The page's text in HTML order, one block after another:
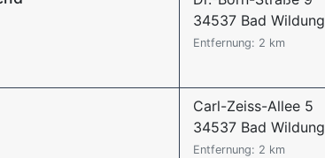
34537 Bad
Entfernung: 2 km
Carl-Zeiss-Allee 5
34537 Bad
Entfernung: 2 km